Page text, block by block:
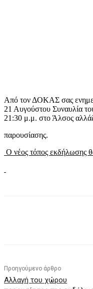
Από τον ΔΟΚΑΣ σας
21 Αυγούστου Συναυλία
21:30 μ.μ. στο Άλσος
παρουσίασης.
Ο νέος τόπος εκδήλωσης
Προηγούμενο άρθρο
Αλλαγή του χώρου